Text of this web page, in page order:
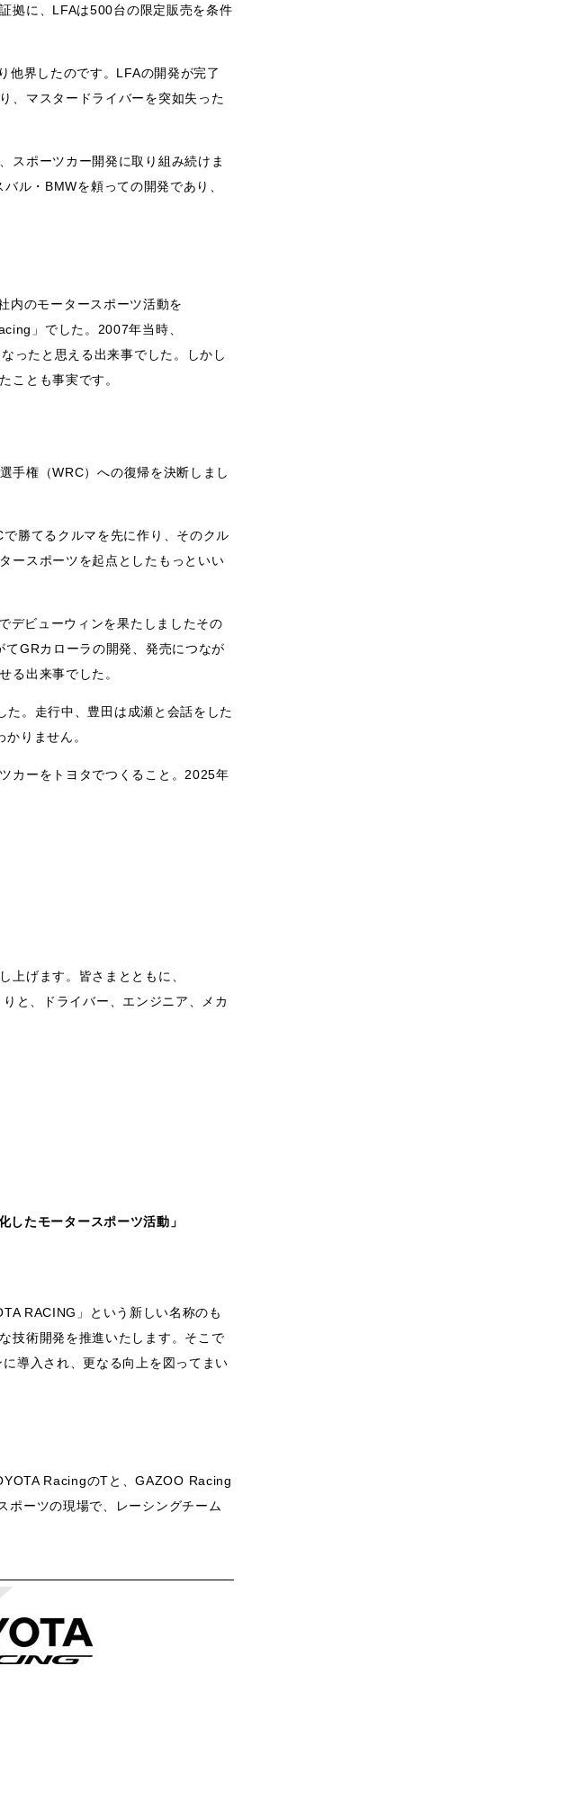
拠に、LFAは500台の限定販売を条件
他界したのです。LFAの開発が完了
、マスタードライバーを突如失った
スポーツカー開発に取り組み続けま
ル・BMWを頼っての開発であり、
内のモータースポーツ活動を
」でした。2007年当時、
ったと思える出来事でした。しかし
ことも事実です。
手権（WRC）への復帰を決断しまし
勝てるクルマを先に作り、そのクル
ースポーツを起点としたもっといい
デビューウィンを果たしましたその
GRカローラの開発、発売につなが
る出来事でした。
。走行中、豊田は成瀬と会話をした
りません。
カーをトヨタでつくること。2025年
上げます。皆さまとともに、
と、ドライバー、エンジニア、メカ
したモータースポーツ活動」
RACING」という新しい名称のも
技術開発を推進いたします。そこで
導入され、更なる向上を図ってまい
RacingのTと、GAZOO Racing
ポーツの現場で、レーシングチーム